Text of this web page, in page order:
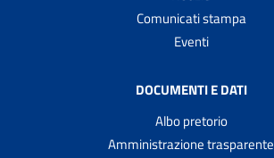
Comunicati stampa
Eventi
DOCUMENTI E DATI
Albo pretorio
Amministrazione trasparente